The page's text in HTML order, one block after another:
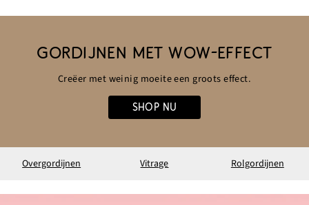
GORDIJNEN MET WOW-EFFECT
Creëer met weinig moeite een groots effect.
SHOP NU
Overgordijnen Vitrage Rolgordijnen